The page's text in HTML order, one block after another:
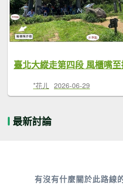
*花ㄦ 2026-06-29
最新討論
有沒有什麼關於此路線